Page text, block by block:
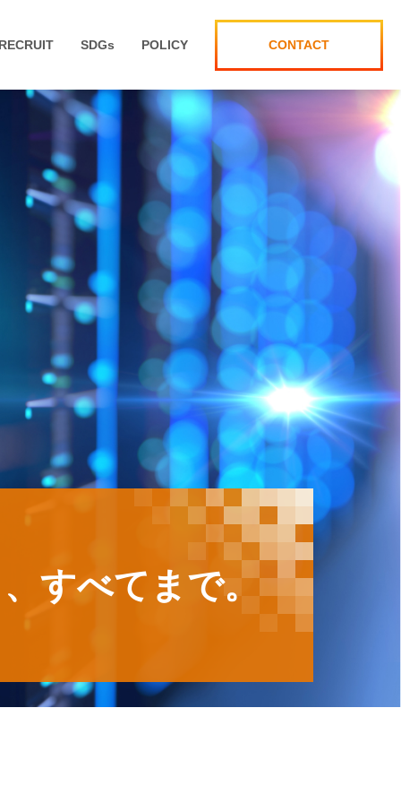
テグレーション事業部
ジニア／プロジェクトリーダー
用エントリー受付
文]海外人才招募公告
文]小春招聘链接
SDGs POLICY
個人情報保護方針
公表に関する事項について
CONTACT
すべてまで。